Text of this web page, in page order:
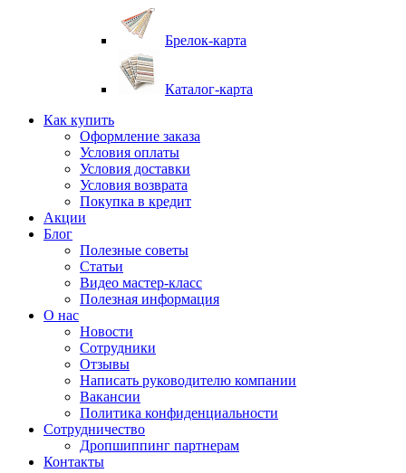
Брелок-карта
Каталог-карта
Как купить
Оформление заказа
Условия оплаты
Условия доставки
Условия возврата
Покупка в кредит
Акции
Блог
Полезные советы
Статьи
Видео мастер-класс
Полезная информация
О нас
Новости
Сотрудники
Отзывы
Написать руководителю компании
Вакансии
Политика конфиденциальности
Сотрудничество
Дропшиппинг партнерам
Контакты